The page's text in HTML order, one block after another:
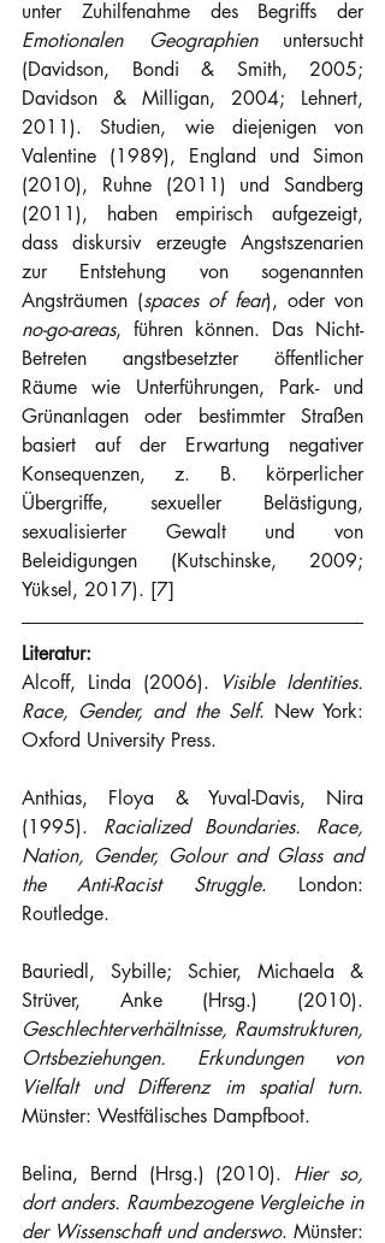
Emotionalen Geographien untersucht
(Davidson, Bondi & Smith, 2005;
Davidson & Milligan, 2004; Lehnert,
2011). Studien, wie diejenigen von
Valentine (1989), England und Simon
(2010), Ruhne (2011) und Sandberg
(2011), haben empirisch aufgezeigt,
dass diskursiv erzeugte Angstszenarien
zur Entstehung von sogenannten
Angsträumen (spaces of fear
no-go-areas, führen können. Das Nicht-
Betreten angstbesetzter öffentlicher
Räume wie Unterführungen, Park- und
Grünanlagen oder bestimmter Straßen
basiert auf der Erwartung negativer
Konsequenzen, z. B. körperlicher
Übergriffe, sexueller Belästigung,
sexualisierter Gewalt und von
Beleidigungen (Kutschinske, 2009;
Yüksel, 2017). [7]
Literatur:
Alcoff, Linda (2006).
Visible Identities.
Race, Gender, and the Self. New York:
Oxford University Press.
Anthias, Floya & Yuval-Davis, Nira
(1995). Racialized Boundaries. Race,
Nation, Gender, Golour and Glass and
the Anti-Racist Struggle. London:
Routledge.
Bauriedl, Sybille; Schier, Michaela &
Geschlechterverhältnisse, Raumstrukturen,
Ortsbeziehungen. Erkundungen von
Vielfalt und Differenz im spatial turn.
Münster: Westfälisches Dampfboot.
Belina, Bernd (Hrsg.) (2010). Hier so,
dort anders. Raumbezogene Vergleiche in
der Wissenschaft und anderswo. Münster: